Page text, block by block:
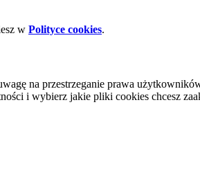
w Polityce cookies.
na przestrzeganie prawa
i wybierz jakie pliki cookies chcesz